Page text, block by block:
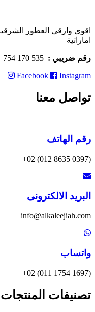
اقوى وارقى العطور
اماراتية
رقم ضريبي :
Facebook
Instagram
تواصل معنا
رقم الهاتف
(0397 8635 012) 02+
البريد الالكترونى
info@alkaleejiah.com
واتساب
(1697 1754 011) 02+
تصنيفات المنتجات